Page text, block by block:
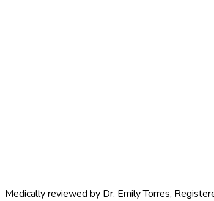
Medically reviewed by Dr. Emily Torres,